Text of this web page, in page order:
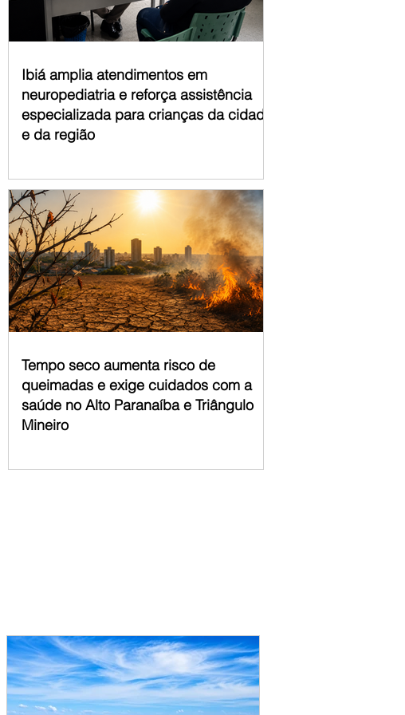
Ibiá amplia atendimentos em
neuropediatria e reforça assistência
especializada para crianças da cidade
e da região
Tempo seco aumenta risco de
queimadas e exige cuidados com a
saúde no Alto Paranaíba e Triângulo
Mineiro